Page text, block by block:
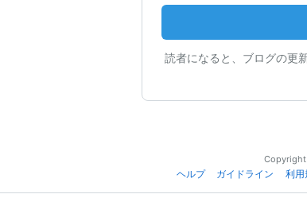
読者になると、ブログの更
Copyright
ヘルプ
ガイドライン 利用